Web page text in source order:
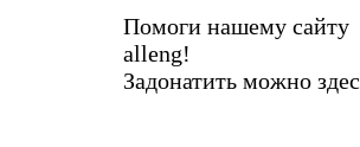
Помоги нашему сайту
alleng!
Задонатить можно